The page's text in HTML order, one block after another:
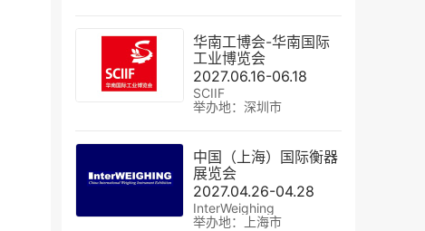
华南工博会-华南国际
工业博览会
2027.06.16-06.18
SCIIF
举办地：深圳市
中国（上海）国际衡器
展览会
2027.04.26-04.28
InterWeighing
举办地：上海市